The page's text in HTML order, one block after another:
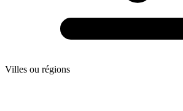
Villes ou régions